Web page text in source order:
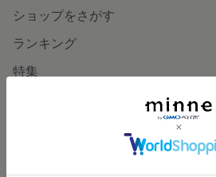
ショップをさがす
ランキング
特集